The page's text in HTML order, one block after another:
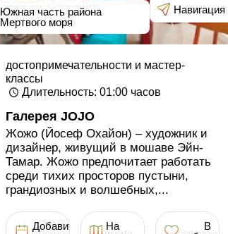
Южная часть района
Мертвого моря
Навигация
достопримечательности и мастер-
классы
Длительность: 01:00 часов
Галерея JOJO
Жожо (Йосеф Охайон) ‒ художник и
дизайнер, живущий в мошаве Эйн-
Тамар. Жожо предпочитает работать
среди тихих просторов пустыни,
грандиозных и волшебных,...
Добавить
На
В